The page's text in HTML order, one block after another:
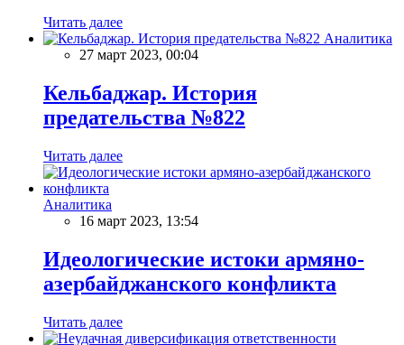
Читать далее
Аналитика
27 март 2023, 00:04
Кельбаджар. История
предательства №822
Читать далее
Аналитика
16 март 2023, 13:54
Идеологические истоки армяно-
азербайджанского конфликта
Читать далее